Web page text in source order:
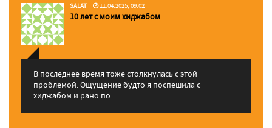
SALAT 11.04.2025, 09:02
10 лет с моим хиджабом
В последнее время тоже столкнулась с этой
проблемой. Ощущение будто я поспешила с
хиджабом и рано по...